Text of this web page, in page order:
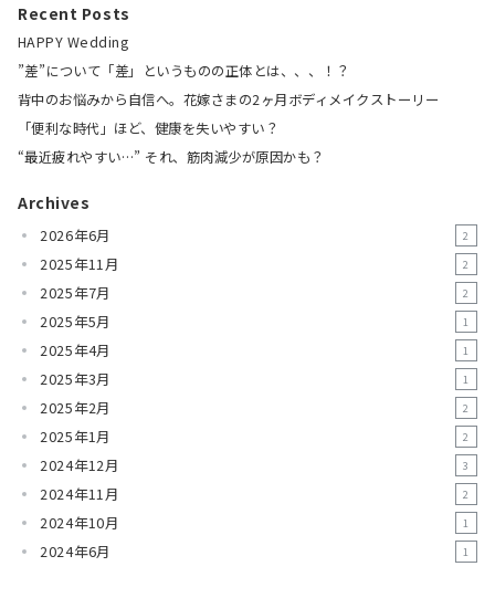
Recent Posts
HAPPY Wedding
”差”について「差」というものの正体とは、、、！？
背中のお悩みから自信へ。花嫁さまの2ヶ月ボディメイクストーリー
「便利な時代」ほど、健康を失いやすい？
“最近疲れやすい…” それ、筋肉減少が原因かも？
Archives
2026年6月 2
2025年11月 2
2025年7月 2
2025年5月 1
2025年4月 1
2025年3月 1
2025年2月 2
2025年1月 2
2024年12月 3
2024年11月 2
2024年10月 1
2024年6月 1